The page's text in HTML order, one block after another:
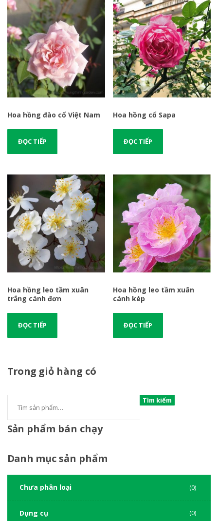
Hoa hồng đào cổ Việt Nam
ĐỌC TIẾP
Hoa hồng cổ Sapa
ĐỌC TIẾP
Hoa hồng leo tầm xuân
trắng cánh đơn
ĐỌC TIẾP
Hoa hồng leo tầm xuân
cánh kép
ĐỌC TIẾP
Trong giỏ hàng có
Tìm kiếm
Sản phẩm bán chạy
Danh mục sản phẩm
Chưa phân loại (0)
Dụng cụ (0)